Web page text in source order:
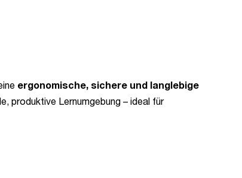
ergonomische, sichere und langlebige
produktive Lernumgebung – ideal für